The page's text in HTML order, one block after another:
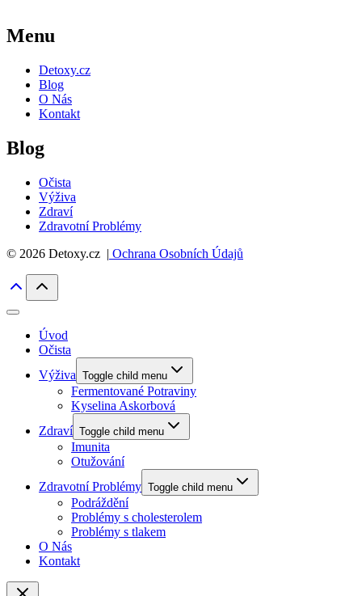
Menu
Detoxy.cz
Blog
O Nás
Kontakt
Blog
Očista
Výživa
Zdraví
Zdravotní Problémy
© 2026 Detoxy.cz | Ochrana Osobních Údajů
Úvod
Očista
Výživa Toggle child menu
Fermentované Potraviny
Kyselina Askorbová
Zdraví Toggle child menu
Imunita
Otužování
Zdravotní Problémy Toggle child menu
Podráždění
Problémy s cholesterolem
Problémy s tlakem
O Nás
Kontakt